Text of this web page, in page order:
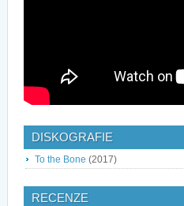
DISKOGRAFIE
To the Bone (2017)
RECENZE